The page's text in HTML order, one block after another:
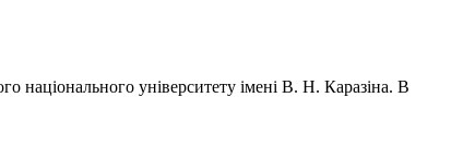
національного університету імені В. Н. Каразіна. В